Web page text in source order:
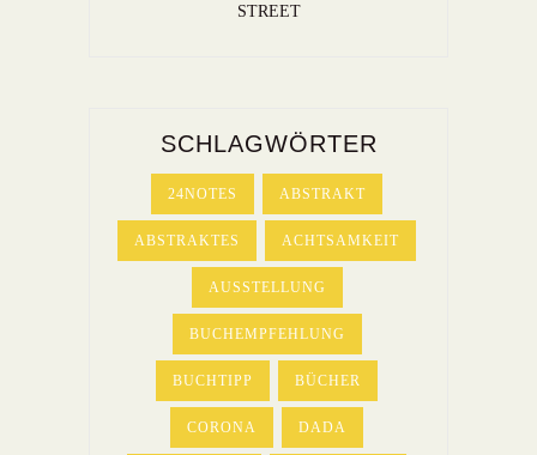
STREET
SCHLAGWÖRTER
24NOTES ABSTRAKT
ABSTRAKTES ACHTSAMKEIT
AUSSTELLUNG
BUCHEMPFEHLUNG
BUCHTIPP BÜCHER
CORONA DADA